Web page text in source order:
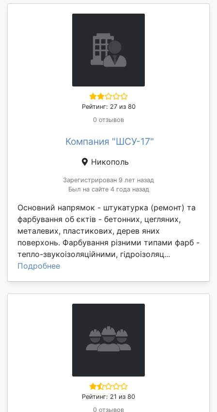
Рейтинг: 27 из 80
0 отзывов
Компания "ШСУ-17"
Никополь
Зарегистрирован 9 лет назад
Был на сайте 4 года назад
Основний напрямок - штукатурка (ремонт) та
фарбування об єктів - бетонних, цегляних,
металевих, пластикових, дерев яних
поверхонь. Фарбування різними типами фарб -
тепло-звукоізоляційними, гідроізоляц...
Подробнее
Рейтинг: 21 из 80
0 отзывов